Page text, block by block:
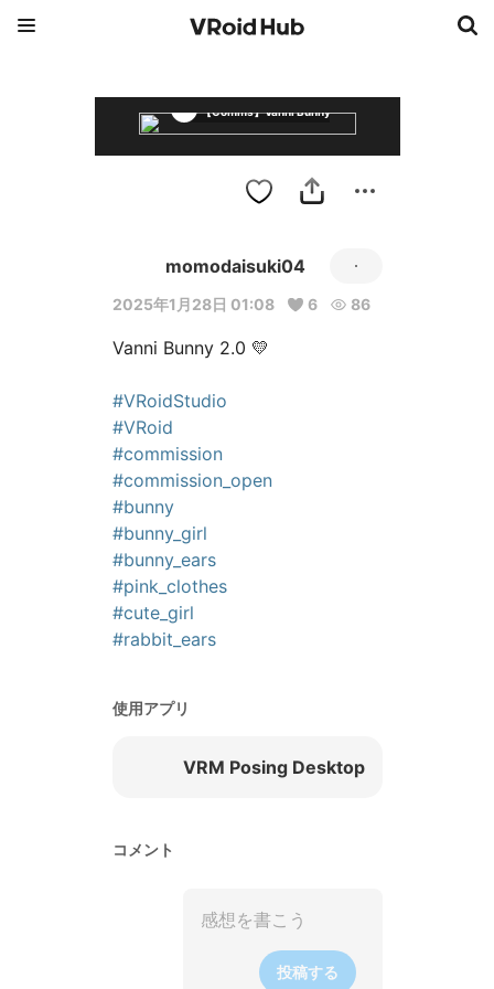
【Comms】Vanni Bunny 2.0
momodaisuki04
2025年1月28日 01:08 6 86
Vanni Bunny 2.0 💛
#VRoidStudio
#VRoid
#commission
#commission_open
#bunny
#bunny_girl
#bunny_ears
#pink_clothes
#cute_girl
#rabbit_ears
使用アプリ
VRM Posing Desktop
コメント
投稿する